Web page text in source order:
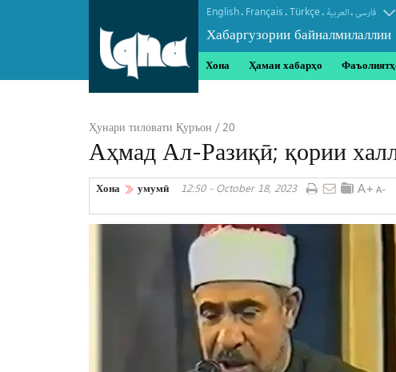
English. Français.Türkçe. العربیة.فارسی
Хабаргузории байналмилаллии
Хона Ҳамаи хабарҳо
Ҳунари тиловати Қуръон / 20
Аҳмад Ал-Разиқӣ; қории
Хона умумӣ 12:50 - October 18, 2023